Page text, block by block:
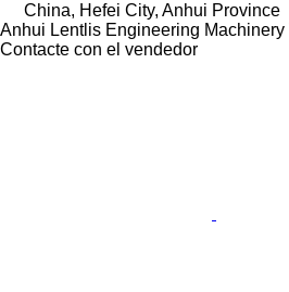
China, Hefei City, Anhui Province
Anhui Lentlis Engineering Machinery
Contacte con el vendedor